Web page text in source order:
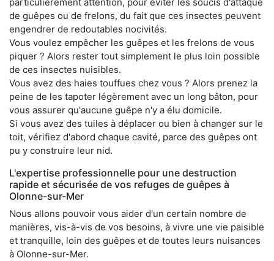
particulièrement attention, pour éviter les soucis d'attaque
de guêpes ou de frelons, du fait que ces insectes peuvent
engendrer de redoutables nocivités.
Vous voulez empêcher les guêpes et les frelons de vous
piquer ? Alors rester tout simplement le plus loin possible
de ces insectes nuisibles.
Vous avez des haies touffues chez vous ? Alors prenez la
peine de les tapoter légèrement avec un long bâton, pour
vous assurer qu'aucune guêpe n'y a élu domicile.
Si vous avez des tuiles à déplacer ou bien à changer sur le
toit, vérifiez d'abord chaque cavité, parce des guêpes ont
pu y construire leur nid.
L'expertise professionnelle pour une destruction
rapide et sécurisée de vos refuges de guêpes à
Olonne-sur-Mer
Nous allons pouvoir vous aider d'un certain nombre de
manières, vis-à-vis de vos besoins, à vivre une vie paisible
et tranquille, loin des guêpes et de toutes leurs nuisances
à Olonne-sur-Mer.